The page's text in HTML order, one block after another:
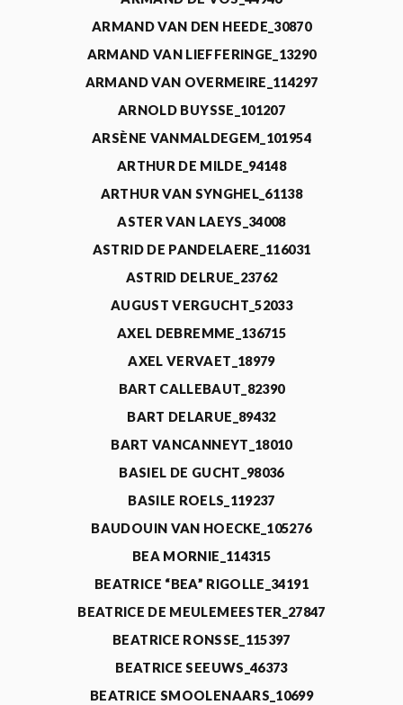
ARMAND VAN DEN HEEDE_30870
ARMAND VAN LIEFFERINGE_13290
ARMAND VAN OVERMEIRE_114297
ARNOLD BUYSSE_101207
ARSÈNE VANMALDEGEM_101954
ARTHUR DE MILDE_94148
ARTHUR VAN SYNGHEL_61138
ASTER VAN LAEYS_34008
ASTRID DE PANDELAERE_116031
ASTRID DELRUE_23762
AUGUST VERGUCHT_52033
AXEL DEBREMME_136715
AXEL VERVAET_18979
BART CALLEBAUT_82390
BART DELARUE_89432
BART VANCANNEYT_18010
BASIEL DE GUCHT_98036
BASILE ROELS_119237
BAUDOUIN VAN HOECKE_105276
BEA MORNIE_114315
BEATRICE “BEA” RIGOLLE_34191
BEATRICE DE MEULEMEESTER_27847
BEATRICE RONSSE_115397
BEATRICE SEEUWS_46373
BEATRICE SMOOLENAARS_10699